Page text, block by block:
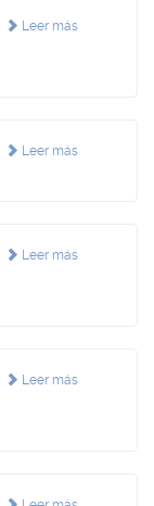
Leer más
Leer más
Leer más
Leer más